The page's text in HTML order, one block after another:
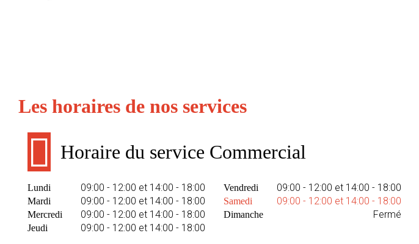
Les horaires de nos services
Horaire du service Commercial
Lundi 09:00 - 12:00 et 14:00 - 18:00
Mardi 09:00 - 12:00 et 14:00 - 18:00
Mercredi 09:00 - 12:00 et 14:00 - 18:00
Jeudi 09:00 - 12:00 et 14:00 - 18:00
Vendredi 09:00 - 12:00 et 14:00 - 18:00
Samedi 09:00 - 12:00 et 14:00 - 18:00
Dimanche Fermé